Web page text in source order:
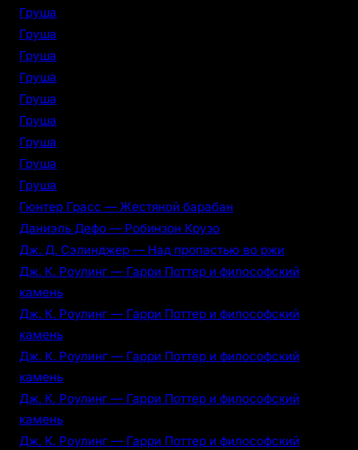
Груша
Груша
Груша
Груша
Груша
Груша
Груша
Груша
Груша
Гюнтер Грасс — Жестяной барабан
Даниэль Дефо — Робинзон Крузо
Дж. Д. Сэлинджер — Над пропастью во ржи
Дж. К. Роулинг — Гарри Поттер и философский
камень
Дж. К. Роулинг — Гарри Поттер и философский
камень
Дж. К. Роулинг — Гарри Поттер и философский
камень
Дж. К. Роулинг — Гарри Поттер и философский
камень
Дж. К. Роулинг — Гарри Поттер и философский